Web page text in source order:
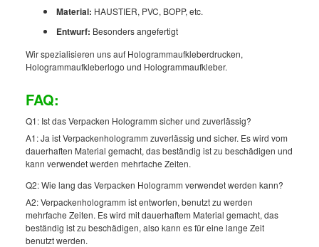
Material: HAUSTIER, PVC, BOPP, etc.
Entwurf: Besonders angefertigt
Wir spezialisieren uns auf Hologrammaufkleberdrucken,
Hologrammaufkleberlogo und Hologrammaufkleber.
FAQ:
Q1: Ist das Verpacken Hologramm sicher und zuverlässig?
A1: Ja ist Verpackenhologramm zuverlässig und sicher. Es wird vom
dauerhaften Material gemacht, das beständig ist zu beschädigen und
kann verwendet werden mehrfache Zeiten.
Q2: Wie lang das Verpacken Hologramm verwendet werden kann?
A2: Verpackenhologramm ist entworfen, benutzt zu werden
mehrfache Zeiten. Es wird mit dauerhaftem Material gemacht, das
beständig ist zu beschädigen, also kann es für eine lange Zeit
benutzt werden.